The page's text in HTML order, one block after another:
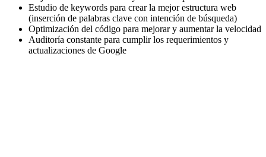
Estudio de keywords para crear la mejor estructura web
(inserción de palabras clave con intención de búsqueda)
Optimización del código para mejorar y aumentar la velocidad
Auditoría constante para cumplir los requerimientos y
actualizaciones de Google